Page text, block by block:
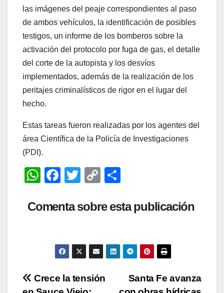
las imágenes del peaje correspondientes al paso
de ambos vehículos, la identificación de posibles
testigos, un informe de los bomberos sobre la
activación del protocolo por fuga de gas, el detalle
del corte de la autopista y los desvíos
implementados, además de la realización de los
peritajes criminalísticos de rigor en el lugar del
hecho.
Estas tareas fueron realizadas por los agentes del
área Científica de la Policía de Investigaciones
(PDI).
W
at
F
c
b
o
o
k
T
tt
C
p
Li
n
m
ar
tir
Comenta sobre esta publicación
Navegación
Santa Fe avanza
Crece la tensión